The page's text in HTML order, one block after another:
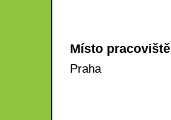
Místo pracoviště
Praha